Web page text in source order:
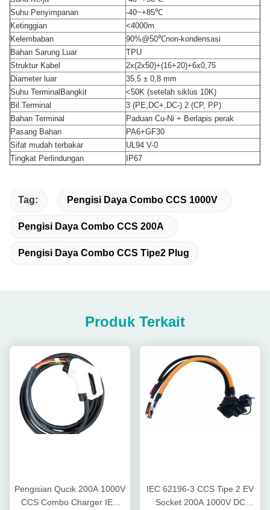
Suhu Penyimpanan
-40~+85℃
Ketinggian
<4000m
Kelembaban
90%@50℃non-kondensasi
Bahan Sarung Luar
TPU
Struktur Kabel
2x(2x50)+(16+20)+6x0,75
Diameter luar
35,5 ± 0,8 mm
Suhu TerminalBangkit
<50K (setelah siklus 10K)
Bil .Terminal 3 (PE, DC+, DC-) 2 (CP, PP)
Bahan Terminal
Paduan Cu-Ni + Berlapis perak
Pasang Bahan
PA6+GF30
Sifat mudah terbakar
UL94 V-0
Tingkat Perlindungan
IP67
Tag: Pengisi Daya Combo CCS 1000V
Pengisi Daya Combo CCS 200A
Pengisi Daya Combo CCS Tipe2 Plug
Produk Terkait
Pengisian Qucik 200A 1000V
CCS Combo Charger IEC
IEC 62196-3 CCS Tipe 2 EV
Socket 200A 1000V DC